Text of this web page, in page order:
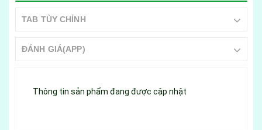
TAB TÙY CHỈNH
ĐÁNH GIÁ(APP)
Thông tin sản phẩm đang được cập nhật